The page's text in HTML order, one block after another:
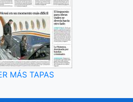
MÁS TAPAS